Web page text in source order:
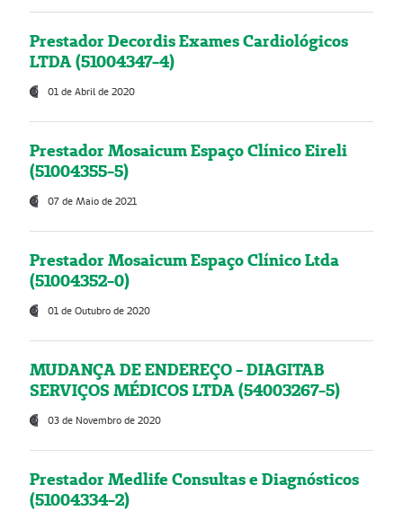
Prestador Decordis Exames Cardiológicos
LTDA (51004347-4)
01 de Abril de 2020
Prestador Mosaicum Espaço Clínico Eireli
(51004355-5)
07 de Maio de 2021
Prestador Mosaicum Espaço Clínico Ltda
(51004352-0)
01 de Outubro de 2020
MUDANÇA DE ENDEREÇO - DIAGITAB
SERVIÇOS MÉDICOS LTDA (54003267-5)
03 de Novembro de 2020
Prestador Medlife Consultas e Diagnósticos
(51004334-2)